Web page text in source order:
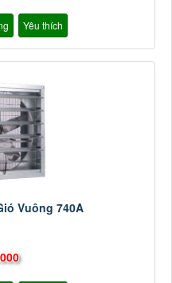
Yêu thích
Vuông 740A